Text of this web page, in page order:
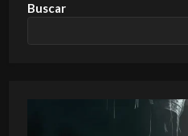
Buscar